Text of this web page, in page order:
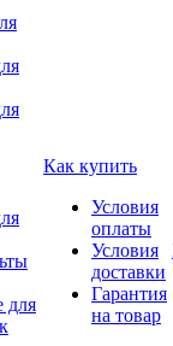
для
Как купить
Условия
оплаты
Условия
доставки
Гарантия
на товар